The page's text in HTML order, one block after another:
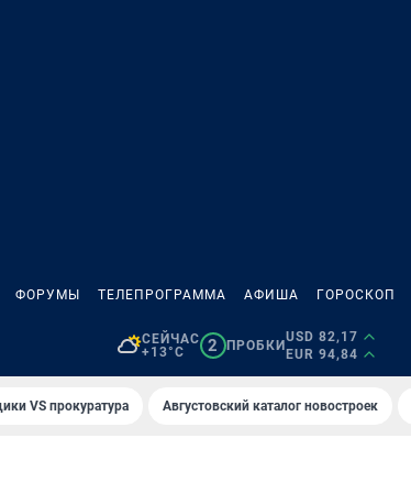
ФОРУМЫ ТЕЛЕПРОГРАММА АФИША ГОРОСКОП
СЕЙЧАС
+13°C
2 ПРОБКИ
USD 82,17
EUR 94,84
VS прокуратура Августовский каталог новостроек